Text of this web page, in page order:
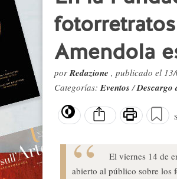
Amendola
porRedazione , publicado el
Categorías:Eventos/Descargo
El viernes 14 de
abierto al público sobre los